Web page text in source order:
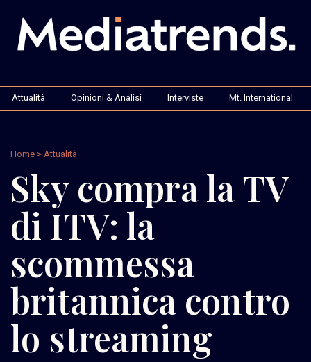
Attualità Opinioni & Analisi Interviste Mt. International
Home > Attualità
Sky compra la TV
di ITV: la
scommessa
britannica contro
lo streaming